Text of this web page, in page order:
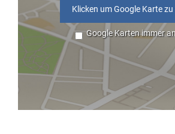
Klicken um Google Karte zu
Google Karten immer